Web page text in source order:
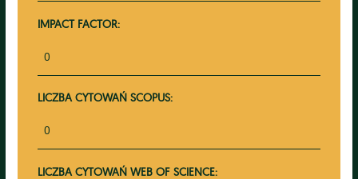
IMPACT FACTOR:
0
LICZBA CYTOWAŃ SCOPUS:
0
LICZBA CYTOWAŃ WEB OF SCIENCE: